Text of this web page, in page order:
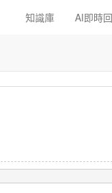
知識庫 AI即時回